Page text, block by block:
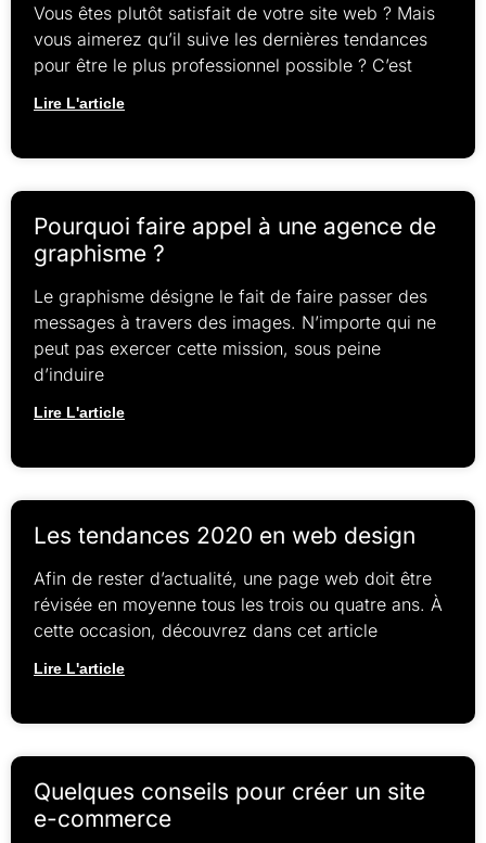
Vous êtes plutôt satisfait de votre site web ? Mais
vous aimerez qu’il suive les dernières tendances
pour être le plus professionnel possible ? C’est
Lire L'article
Pourquoi faire appel à une agence de
graphisme ?
Le graphisme désigne le fait de faire passer des
messages à travers des images. N’importe qui ne
peut pas exercer cette mission, sous peine
d’induire
Lire L'article
Les tendances 2020 en web design
Afin de rester d’actualité, une page web doit être
révisée en moyenne tous les trois ou quatre ans. À
cette occasion, découvrez dans cet article
Lire L'article
Quelques conseils pour créer un site
e-commerce